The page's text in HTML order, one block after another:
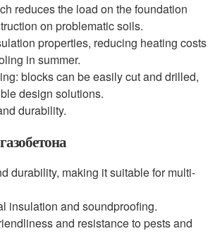
reduces the load on the foundation
on problematic soils.
properties, reducing heating costs
in summer.
blocks can be easily cut and drilled,
design solutions.
durability.
durability, making it suitable for multi-
insulation and soundproofing.
and resistance to pests and